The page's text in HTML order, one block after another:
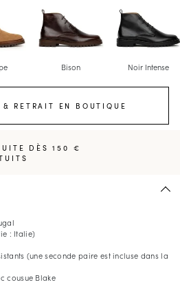
Bison Noir Intense
RETRAIT EN BOUTIQUE
DÈS 150 €
: Italie)
(une seconde paire est incluse dans la
cousue Blake